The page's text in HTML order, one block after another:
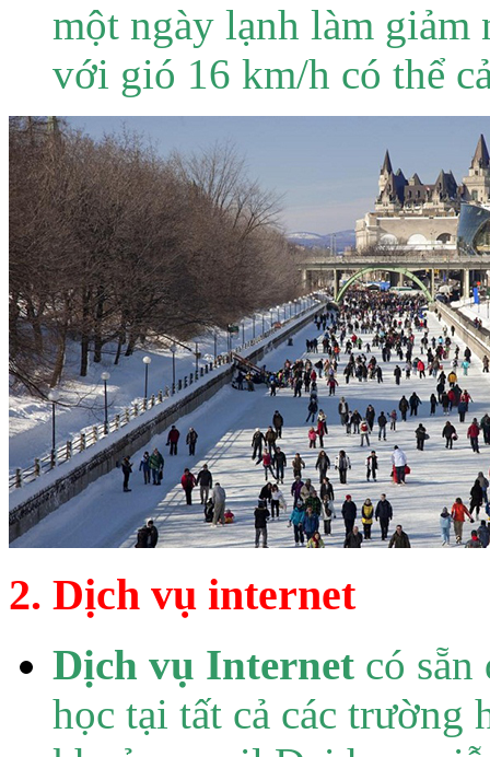
một ngày lạnh làm giảm
với gió 16 km/h có thể
2. Dịch vụ internet
Dịch vụ Internet có sẵn
học tại tất cả các trường